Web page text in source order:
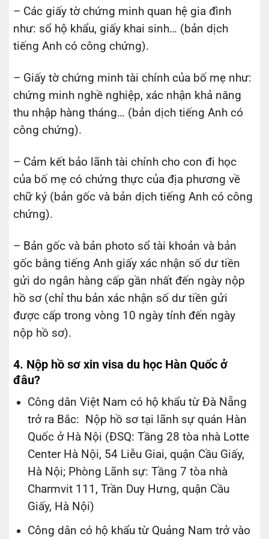
– Các giấy tờ chứng minh quan hệ gia đình
như: sổ hộ khẩu, giấy khai sinh… (bản dịch
tiếng Anh có công chứng).
– Giấy tờ chứng minh tài chính của bố mẹ như:
chứng minh nghề nghiệp, xác nhận khả năng
thu nhập hàng tháng… (bản dịch tiếng Anh có
công chứng).
– Cảm kết bảo lãnh tài chính cho con đi học
của bố mẹ có chứng thực của địa phương về
chữ ký (bản gốc và bản dịch tiếng Anh có công
chứng).
– Bản gốc và bản photo sổ tài khoản và bản
gốc bằng tiếng Anh giấy xác nhận số dư tiền
gửi do ngân hàng cấp gần nhất đến ngày nộp
hồ sơ (chỉ thu bản xác nhận số dư tiền gửi
được cấp trong vòng 10 ngày tính đến ngày
nộp hồ sơ).
4. Nộp hồ sơ xin visa du học Hàn Quốc ở
đâu?
Công dân Việt Nam có hộ khẩu từ Đà Nẵng
trở ra Bắc: Nộp hồ sơ tại lãnh sự quán Hàn
Quốc ở Hà Nội (ĐSQ: Tầng 28 tòa nhà Lotte
Center Hà Nội, 54 Liễu Giai, quận Cầu Giấy,
Hà Nội; Phòng Lãnh sự: Tầng 7 tòa nhà
Charmvit 111, Trần Duy Hưng, quận Cầu
Giấy, Hà Nội)
Công dân có hộ khẩu từ Quảng Nam trở vào